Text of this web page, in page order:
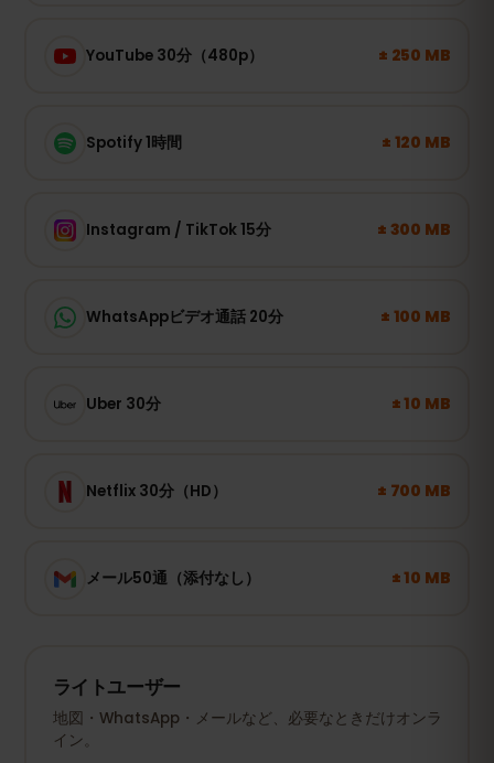
YouTube 30分（480p） ± 250 MB
Spotify 1時間 ± 120 MB
Instagram / TikTok 15分 ± 300 MB
WhatsAppビデオ通話 20分 ± 100 MB
Uber 30分 ± 10 MB
Netflix 30分（HD） ± 700 MB
メール50通（添付なし） ± 10 MB
ライトユーザー
地図・WhatsApp・メールなど、必要なときだけオンラ
イン。